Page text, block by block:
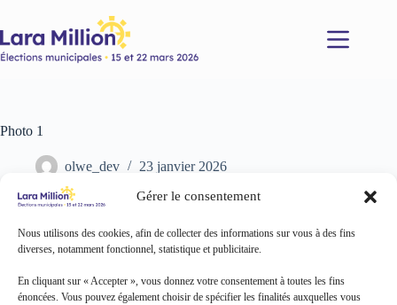
Gérer le consentement
Nous utilisons des cookies, afin de collecter des informations sur vous à des fins
diverses, notamment fonctionnel, statistique et publicitaire.
En cliquant sur « Accepter », vous donnez votre consentement à toutes les fins
énoncées. Vous pouvez également choisir de spécifier les finalités auxquelles vous
contenu
Photo 1
olwe_dev 23 janvier 2026